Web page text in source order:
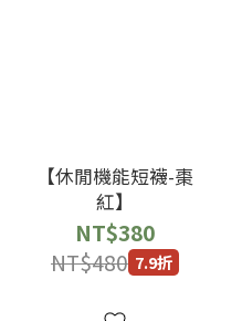
【休閒機能短襪-棗
紅】
NT$380
NT$480 7.9折